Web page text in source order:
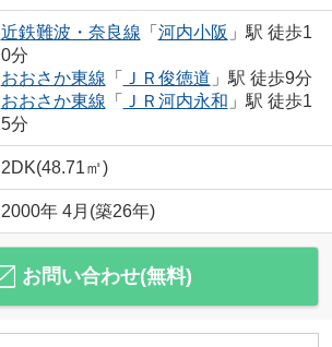
近鉄難波・奈良線 「 河内小阪 」駅 徒歩1
0分
おおさか東線 「 ＪＲ俊徳道 」駅 徒歩9分
おおさか東線 「 ＪＲ河内永和 」駅 徒歩1
5分
2DK(48.71㎡)
2000年 4月(築26年)
お問い合わせ(無料)